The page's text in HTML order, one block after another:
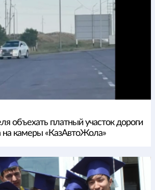
объехать платный участок дороги
на камеры «КазАвтоЖола»